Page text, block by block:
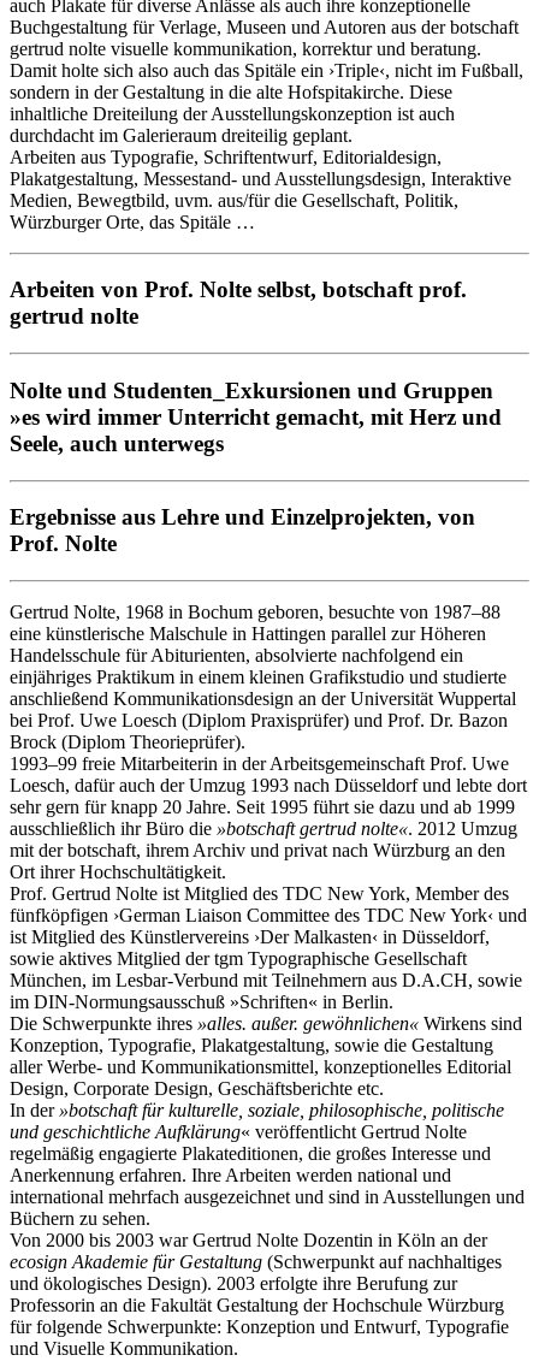
auch Plakate für diverse Anlässe als auch ihre konzeptionelle
Buchgestaltung für Verlage, Museen und Autoren aus der botschaft
gertrud nolte visuelle kommunikation, korrektur und beratung.
Damit holte sich also auch das Spitäle ein ›Triple‹, nicht im Fußball,
sondern in der Gestaltung in die alte Hofspitakirche. Diese
inhaltliche Dreiteilung der Ausstellungskonzeption ist auch
durchdacht im Galerieraum dreiteilig geplant.
Arbeiten aus Typografie, Schriftentwurf, Editorialdesign,
Plakatgestaltung, Messestand- und Ausstellungsdesign, Interaktive
Medien, Bewegtbild, uvm. aus/für die Gesellschaft, Politik,
Würzburger Orte, das Spitäle …
Arbeiten von Prof. Nolte selbst, botschaft prof.
gertrud nolte
Nolte und Studenten_Exkursionen und Gruppen
»es wird immer Unterricht gemacht, mit Herz und
Seele, auch unterwegs
Ergebnisse aus Lehre und Einzelprojekten, von
Prof. Nolte
Gertrud Nolte, 1968 in Bochum geboren, besuchte von 1987–88
eine künstlerische Malschule in Hattingen parallel zur Höheren
Handelsschule für Abiturienten, absolvierte nachfolgend ein
einjähriges Praktikum in einem kleinen Grafikstudio und studierte
anschließend Kommunikationsdesign an der Universität Wuppertal
bei Prof. Uwe Loesch (Diplom Praxisprüfer) und Prof. Dr. Bazon
Brock (Diplom Theorieprüfer).
1993–99 freie Mitarbeiterin in der Arbeitsgemeinschaft Prof. Uwe
Loesch, dafür auch der Umzug 1993 nach Düsseldorf und lebte dort
sehr gern für knapp 20 Jahre. Seit 1995 führt sie dazu und ab 1999
ausschließlich ihr Büro die »botschaft gertrud nolte«. 2012 Umzug
mit der botschaft, ihrem Archiv und privat nach Würzburg an den
Ort ihrer Hochschultätigkeit.
Prof. Gertrud Nolte ist Mitglied des TDC New York, Member des
fünfköpfigen ›German Liaison Committee des TDC New York‹ und
ist Mitglied des Künstlervereins ›Der Malkasten‹ in Düsseldorf,
sowie aktives Mitglied der tgm Typographische Gesellschaft
München, im Lesbar-Verbund mit Teilnehmern aus D.A.CH, sowie
im DIN-Normungsausschuß »Schriften« in Berlin.
Die Schwerpunkte ihres »alles. außer. gewöhnlichen« Wirkens sind
Konzeption, Typografie, Plakatgestaltung, sowie die Gestaltung
aller Werbe- und Kommunikationsmittel, konzeptionelles Editorial
Design, Corporate Design, Geschäftsberichte etc.
In der »botschaft für kulturelle, soziale, philosophische, politische
und geschichtliche Aufklärung« veröffentlicht Gertrud Nolte
regelmäßig engagierte Plakateditionen, die großes Interesse und
Anerkennung erfahren. Ihre Arbeiten werden national und
international mehrfach ausgezeichnet und sind in Ausstellungen und
Büchern zu sehen.
Von 2000 bis 2003 war Gertrud Nolte Dozentin in Köln an der
ecosign Akademie für Gestaltung (Schwerpunkt auf nachhaltiges
und ökologisches Design). 2003 erfolgte ihre Berufung zur
Professorin an die Fakultät Gestaltung der Hochschule Würzburg
für folgende Schwerpunkte: Konzeption und Entwurf, Typografie
und Visuelle Kommunikation.